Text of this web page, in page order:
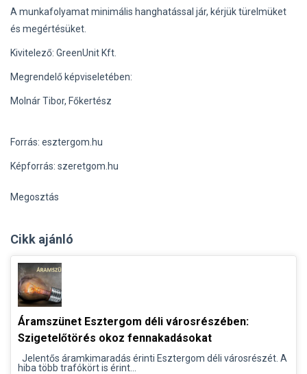
A munkafolyamat minimális hanghatással jár, kérjük türelmüket
és megértésüket.
Kivitelező: GreenUnit Kft.
Megrendelő képviseletében:
Molnár Tibor, Főkertész
Forrás: esztergom.hu
Képforrás: szeretgom.hu
Megosztás
Cikk ajánló
Áramszünet Esztergom déli városrészében:
Szigetelőtörés okoz fennakadásokat
Jelentős áramkimaradás érinti Esztergom déli városrészét. A
hiba több trafókört is érint...